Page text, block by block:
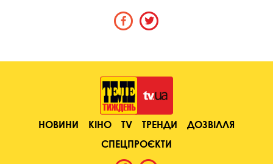
НОВИНИ КІНО TV ТРЕНДИ
ДОЗВІЛЛЯ
СПЕЦПРОЄКТИ